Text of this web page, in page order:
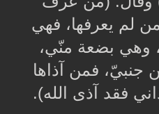
لم يعرفها، فهي
وهي بضعة منّي،
جنبيّ، فمن آذاها
فقد آذى الله).